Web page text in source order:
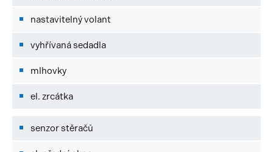
nastavitelný volant
vyhřívaná sedadla
mlhovky
el. zrcátka
senzor stěračů